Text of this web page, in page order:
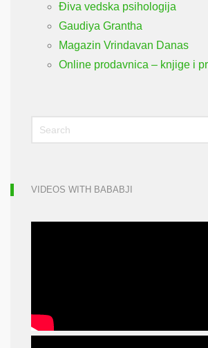
Điva vedska psihologija
Gaudiya Grantha
Magazin Vrindavan Danas
Online prodavnica – knjige i
VIDEOS WITH BABABJI